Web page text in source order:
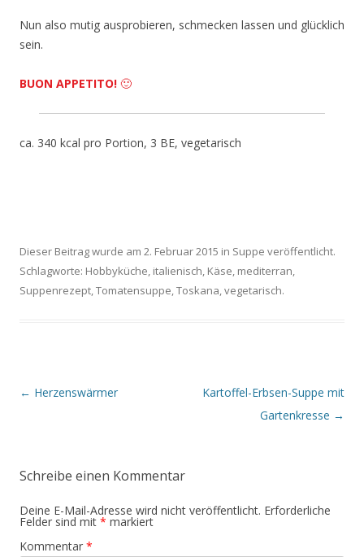
Nun also mutig ausprobieren, schmecken lassen und glücklich
sein.
BUON APPETITO! 🙂
ca. 340 kcal pro Portion, 3 BE, vegetarisch
Dieser Beitrag wurde am 2. Februar 2015 in Suppe veröffentlicht.
Schlagworte: Hobbyküche, italienisch, Käse, mediterran,
Suppenrezept,Tomatensuppe,Toskana,vegetarisch.
e
s
N
a
v
i
← Herzenswärmer
Kartoffel-Erbsen-Suppe mit
Gartenkresse →
Schreibe einen Kommentar
Deine E-Mail-Adresse wird nicht veröffentlicht. Erforderliche
Felder sind mit * markiert
Kommentar *